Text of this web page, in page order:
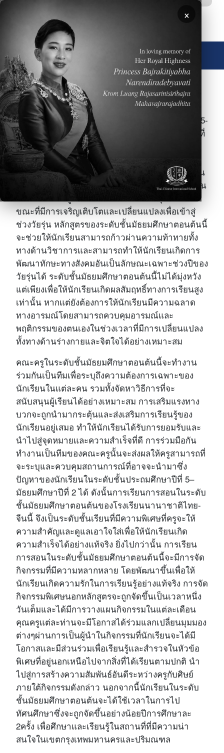
ข้ามไปยังเนื้อหาหลัก
🌐 ประเทศไทย
ภาพ
ที่โรงเรียนนานาชาติไทย-จีน นักเรียนในระดับชั้น
มัธยมศึกษาตอนต้น ตั้งแต่ระดับชั้นประถมศึกษาปีที่ 5-
มัธยมศึกษาปีที่ 2 นั้นจะมีหลักสูตรการเรียนการสอนที่
มีความโดดเด่นโดยนำเสนอหลักสูตรที่มีคุณภาพใน
ระดับสูงไม่ว่าจะเป็นทางด้านการเรียนการสอนชั้น
เลิศหรือวิธีการวัดและประเมินผลการเรียนของผู้เรียน
อย่างมีประสิทธิภาพ ยิ่งไปกว่านั้นนักเรียนในระดับชั้น
ขณะที่มีการเจริญเติบโตและเปลี่ยนแปลงเพื่อเข้าสู่
ช่วงวัยรุ่น หลักสูตรของระดับชั้นมัธยมศึกษาตอนต้นนี้
จะช่วยให้นักเรียนสามารถก้าวผ่านความท้าทายทั้ง
ทางด้านวิชาการและสามารถทำให้นักเรียนเกิดการ
พัฒนาทักษะทางสังคมอันเป็นลักษณะเฉพาะช่วงปีของ
วัยรุ่นได้ ระดับชั้นมัธยมศึกษาตอนต้นนี้ไม่ได้มุ่งหวัง
แต่เพียงเพื่อให้นักเรียนเกิดผลสัมฤทธิ์ทางการเรียนสูง
เท่านั้น หากแต่ยังต้องการให้นักเรียนมีความฉลาด
ทางอารมณ์โดยสามารถควบคุมอารมณ์และ
พฤติกรรมของตนเองในช่วงเวลาที่มีการเปลี่ยนแปลง
ทั้งทางด้านร่างกายและจิตใจได้อย่างเหมาะสม
คณะครูในระดับชั้นมัธยมศึกษาตอนต้นนี้จะทำงาน
ร่วมกันเป็นทีมเพื่อระบุถึงความต้องการเฉพาะของ
นักเรียนในแต่ละคน รวมทั้งจัดหาวิธีการที่จะ
สนับสนุนผู้เรียนได้อย่างเหมาะสม การเสริมแรงทาง
บวกจะถูกนำมากระตุ้นและส่งเสริมการเรียนรู้ของ
นักเรียนอยู่เสมอ ทำให้นักเรียนได้รับการยอมรับและ
นำไปสู่จุดหมายและความสำเร็จที่ดี การร่วมมือกัน
ทำงานเป็นทีมของคณะครูนั้นจะส่งผลให้ครูสามารถที่
จะระบุและควบคุมสถานการณ์ที่อาจจะนำมาซึ่ง
ปัญหาของนักเรียนในระดับชั้นประถมศึกษาปีที่ 5–
มัธยมศึกษาปีที่ 2 ได้ ดังนั้นการเรียนการสอนในระดับ
ชั้นมัธยมศึกษาตอนต้นของโรงเรียนนานาชาติไทย-
จีนนี้ จึงเป็นระดับชั้นเรียนที่มีความพิเศษที่ครูจะให้
ความสำคัญและดูแลเอาใจใส่เพื่อให้นักเรียนเกิด
ความสำเร็จได้อย่างแท้จริง ยิ่งไปกว่านั้น การเรียน
การสอนในระดับชั้นมัธยมศึกษาตอนต้นนี้จะมีการจัด
กิจกรรมที่มีความหลากหลาย โดยพัฒนาขึ้นเพื่อให้
นักเรียนเกิดความรักในการเรียนรู้อย่างแท้จริง การจัด
กิจกรรมพิเศษนอกหลักสูตรจะถูกจัดขึ้นเป็นเวลาหนึ่ง
วันเต็มและได้มีการวางแผนกิจกรรมในแต่ละเดือน
คุณครูแต่ละท่านจะมีโอกาสได้ร่วมแลกเปลี่ยนมุมมอง
ต่างๆผ่านการเป็นผู้นำในกิจกรรมที่นักเรียนจะได้มี
โอกาสและมีส่วนร่วมเพื่อเรียนรู้และสำรวจในหัวข้อ
พิเศษที่อยู่นอกเหนือไปจากสิ่งที่ได้เรียนตามปกติ นำ
ไปสู่การสร้างความสัมพันธ์อันดีระหว่างครูกับศิษย์
ภายใต้กิจกรรมดังกล่าว นอกจากนี้นักเรียนในระดับ
ชั้นมัธยมศึกษาตอนต้นจะได้ใช้เวลาในการไป
ทัศนศึกษาซึ่งจะถูกจัดขึ้นอย่างน้อยปีการศึกษาละ
2ครั้ง เพื่อศึกษาและเรียนรู้ในสถานที่ที่มีความน่า
สนใจในเขตกรุงเทพมหานครและปริมณฑล
×